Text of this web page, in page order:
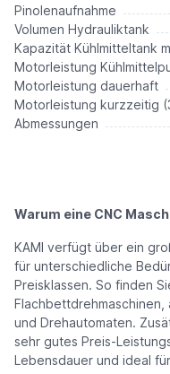
Pinolenaufnahme
Volumen Hydrauliktank
Kapazität Kühlmitteltank
Motorleistung
Motorleistung dauerhaft
Motorleistung kurzzeitig
Abmessungen
Warum eine CNC
KAMI verfügt über ein
für unterschiedliche
Preisklassen. So finden
und Drehautomaten.
sehr gutes Preis-
Lebensdauer und ideal